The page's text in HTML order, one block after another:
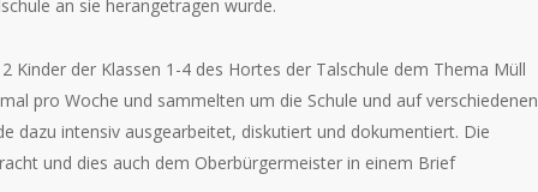
an sie herangetragen wurde.
der Klassen 1-4 des Hortes der Talschule dem Thema Müll
pro Woche und sammelten um die Schule und auf verschiedenen
dazu intensiv ausgearbeitet, diskutiert und dokumentiert. Die
und dies auch dem Oberbürgermeister in einem Brief